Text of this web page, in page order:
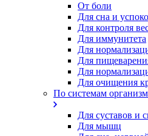
От боли
Для сна и
Для контроля
Для иммунитета
Для
Для
Для
Для очищения
По системам
Для суставов и
Для мышц